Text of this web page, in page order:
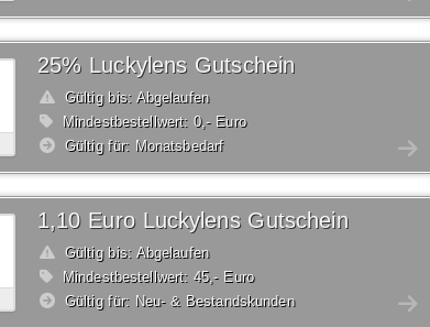
25% Luckylens Gutschein
Gültig bis: Abgelaufen
Mindestbestellwert: 0,- Euro
Gültig für: Monatsbedarf
1,10 Euro Luckylens Gutschein
Gültig bis: Abgelaufen
Mindestbestellwert: 45,- Euro
Gültig für: Neu- & Bestandskunden